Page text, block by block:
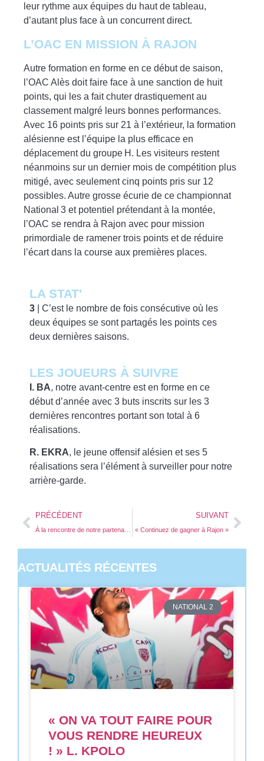
leur rythme aux équipes du haut de tableau,
d’autant plus face à un concurrent direct.
L’OAC EN MISSION À RAJON
Autre formation en forme en ce début de saison,
l’OAC Alès doit faire face à une sanction de huit
points, qui les a fait chuter drastiquement au
classement malgré leurs bonnes performances.
Avec 16 points pris sur 21 à l’extérieur, la formation
alésienne est l’équipe la plus efficace en
déplacement du groupe H. Les visiteurs restent
néanmoins sur un dernier mois de compétition plus
mitigé, avec seulement cinq points pris sur 12
possibles. Autre grosse écurie de ce championnat
National 3 et potentiel prétendant à la montée,
l’OAC se rendra à Rajon avec pour mission
primordiale de ramener trois points et de réduire
l’écart dans la course aux premières places.
LA STAT'
3 | C’est le nombre de fois consécutive où les
deux équipes se sont partagés les points ces
deux dernières saisons.
LES JOUEURS À SUIVRE
I. BA, notre avant-centre est en forme en ce
début d’année avec 3 buts inscrits sur les 3
dernières rencontres portant son total à 6
réalisations.
R. EKRA, le jeune offensif alésien et ses 5
réalisations sera l’élément à surveiller pour notre
arrière-garde.
PRÉCÉDENT SUIVANT
« Continuez de gagner à Rajon »
ACTUALITÉS RÉCENTES
NATIONAL 2
« ON VA TOUT FAIRE POUR
VOUS RENDRE HEUREUX
! » L. KPOLO